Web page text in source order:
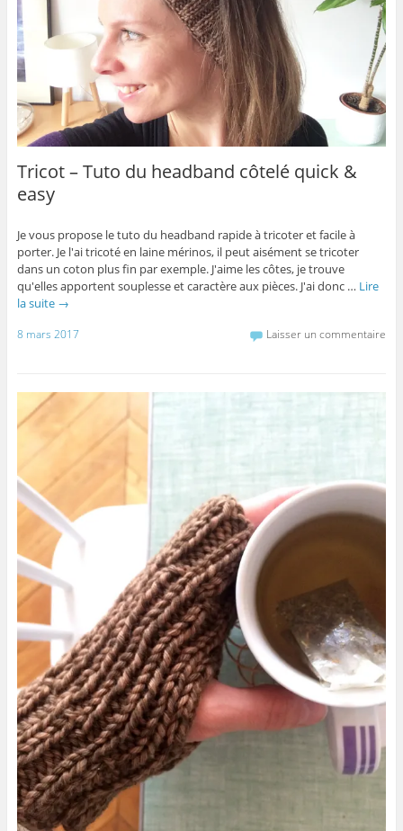
Tricot – Tuto du headband côtelé quick &
easy
Je vous propose le tuto du headband rapide à tricoter et facile à
porter. Je l'ai tricoté en laine mérinos, il peut aisément se tricoter
dans un coton plus fin par exemple. J'aime les côtes, je trouve
qu'elles apportent souplesse et caractère aux pièces. J'ai donc … Lire
la suite →
8 mars 2017 Laisser un commentaire